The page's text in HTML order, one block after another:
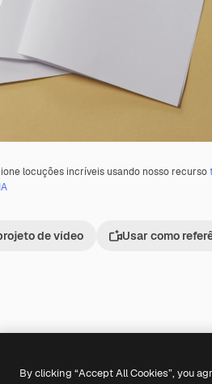
locuções incríveis usando nosso recurso
IA
de vídeo Usar como
por IA
By clicking “Accept All Cookies”, you